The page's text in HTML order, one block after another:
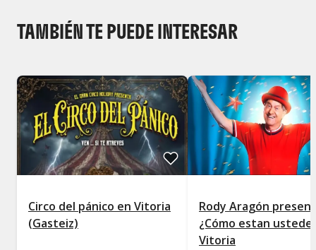
TAMBIÉN TE PUEDE INTERESAR
Circo del pánico en Vitoria
(Gasteiz)
Rody Aragón
¿Cómo estan
Vitoria